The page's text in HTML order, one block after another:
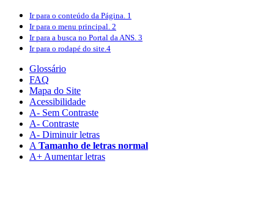
Ir para o conteúdo da Página. 1
Ir para o menu principal. 2
Ir para a busca no Portal da ANS. 3
Ir para o rodapé do site.4
Glossário
FAQ
Mapa do Site
Acessibilidade
A- Sem Contraste
A- Contraste
A- Diminuir letras
A Tamanho de letras normal
A+ Aumentar letras